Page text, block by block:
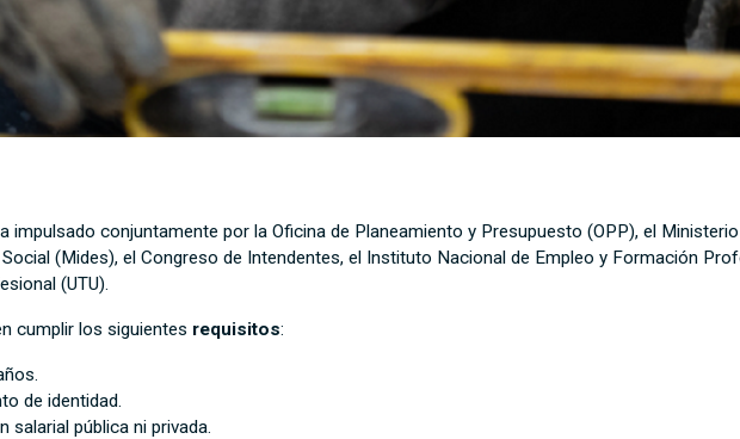
impulsado conjuntamente por la Oficina de Planeamiento y Presupuesto (OPP), el
(Mides), el Congreso de Intendentes, el Instituto Nacional de Empleo y Formación
(UTU).
cumplir los siguientes requisitos:
de identidad.
salarial pública ni privada.